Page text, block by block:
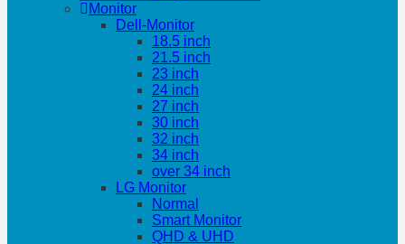
Monitor
Dell-Monitor
18.5 inch
21.5 inch
23 inch
24 inch
27 inch
30 inch
32 inch
34 inch
over 34 inch
LG Monitor
Normal
Smart Monitor
QHD & UHD